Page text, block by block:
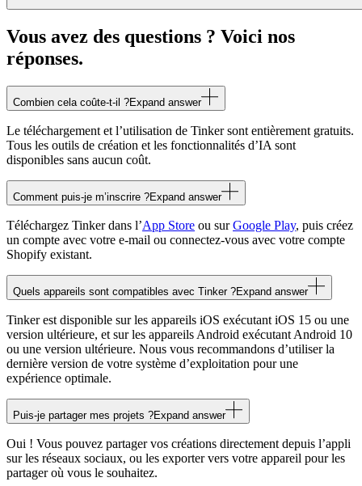
Vous avez des questions ? Voici nos
réponses.
Combien cela coûte-t-il ?Expand answer
Le téléchargement et l’utilisation de Tinker sont entièrement gratuits.
Tous les outils de création et les fonctionnalités d’IA sont
disponibles sans aucun coût.
Comment puis-je m’inscrire ?Expand answer
Téléchargez Tinker dans l’App Store ou surGoogle Play, puis créez
un compte avec votre e-mail ou connectez-vous avec votre compte
Shopify existant.
Quels appareils sont compatibles avec Tinker ?Expand answer
Tinker est disponible sur les appareils iOS exécutant iOS 15 ou une
version ultérieure, et sur les appareils Android exécutant Android 10
ou une version ultérieure. Nous vous recommandons d’utiliser la
dernière version de votre système d’exploitation pour une
expérience optimale.
Puis-je partager mes projets ?Expand answer
Oui ! Vous pouvez partager vos créations directement depuis l’appli
sur les réseaux sociaux, ou les exporter vers votre appareil pour les
partager où vous le souhaitez.